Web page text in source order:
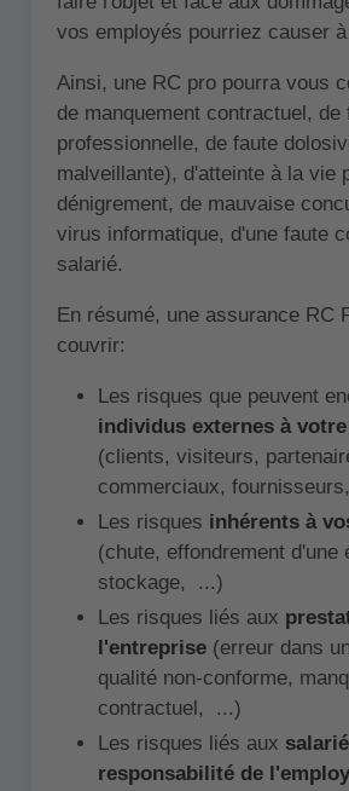
vos employés pourriez causer
Ainsi, une RC pro pourra vous
de manquement contractuel, de
professionnelle, de faute
malveillante), d'atteinte à la vie
dénigrement, de mauvaise
virus informatique, d'une faute
salarié.
En résumé, une assurance RC
couvrir:
Les risques que peuvent
individus externes à
(clients, visiteurs,
commerciaux,
Les risques inhérents à
(chute, effondrement d'une
stockage, ...)
Les risques liés aux
l'entreprise(erreur dans
qualité non-conforme,
contractuel, ...)
Les risques liés aux
responsabilité de